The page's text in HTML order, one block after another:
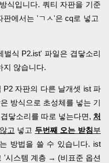
식입니다. 쿼티 자판을 기준
에서는 'ㄱㅅ'은 cq로 넣고
식 P2.ist' 파일은 겹닿소리
지 않습니다.
자판의 다른 날개셋 ist 파
방식으로 초성체를 넣는 기
닿소리를 따로 넣는다면, 처
고 넣고 두번째 오는 받침부
방법을 쓸 수 있습니다. ist
'시스템 계층 → (비표준 옵션